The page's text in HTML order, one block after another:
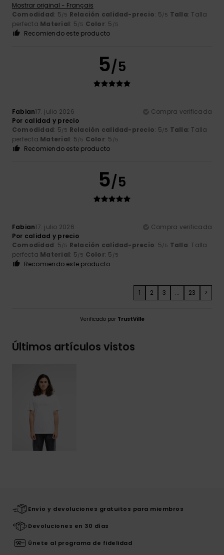
Mostrar original - Français
Comodidad: 5/5 Relación calidad-precio: 5/5 Talla: Talla
perfecta Material: 5/5 Color: 5 /5
Recomiendo este producto
5/5
Fabian17. julio 2026
Compra verificada
Por calidad y precio
Comodidad: 5/5 Relación calidad-precio: 5/5 Talla: Talla
perfecta Material: 5/5 Color: 5 /5
Recomiendo este producto
5/5
Fabian17. julio 2026
Compra verificada
Por calidad y precio
Comodidad: 5/5 Relación calidad-precio: 5/5 Talla: Talla
perfecta Material: 5/5 Color: 5 /5
Recomiendo este producto
1 2 3 ... 23 >
Verificado por TrustVille
Últimos artículos vistos
Envío y devoluciones gratuitos para miembros
Devoluciones en 30 días
Únete al programa de fidelidad